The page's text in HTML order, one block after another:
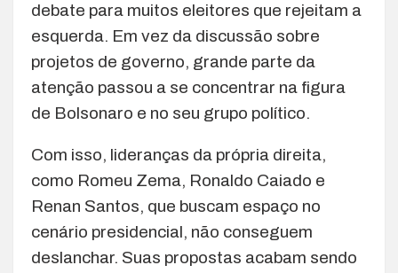
debate para muitos eleitores que rejeitam a
esquerda. Em vez da discussão sobre
projetos de governo, grande parte da
atenção passou a se concentrar na figura
de Bolsonaro e no seu grupo político.
Com isso, lideranças da própria direita,
como Romeu Zema, Ronaldo Caiado e
Renan Santos, que buscam espaço no
cenário presidencial, não conseguem
deslanchar. Suas propostas acabam sendo